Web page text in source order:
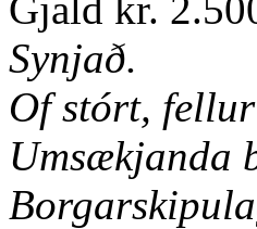
Synjað.
Of stórt,
Umsækjanda